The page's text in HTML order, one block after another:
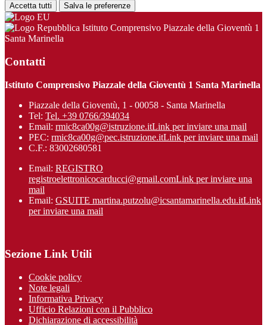
Accetta tutti Salva le preferenze
Istituto Comprensivo Piazzale della Gioventù 1
Santa Marinella
Contatti
Istituto Comprensivo Piazzale della Gioventù 1 Santa Marinella
Piazzale della Gioventù, 1 - 00058 - Santa Marinella
Tel: Tel. +39 0766/394034
Email: rmic8ca00g@istruzione.itLink per inviare una mail
PEC: rmic8ca00g@pec.istruzione.itLink per inviare una mail
C.F.: 83002680581
Email: REGISTRO
registroelettronicocarducci@gmail.comLink per inviare una
mail
Email: GSUITE martina.putzolu@icsantamarinel​la.edu.itLink
per inviare una mail
Sezione Link Utili
Cookie policy
Note legali
Informativa Privacy
Ufficio Relazioni con il Pubblico
Dichiarazione di accessibilità